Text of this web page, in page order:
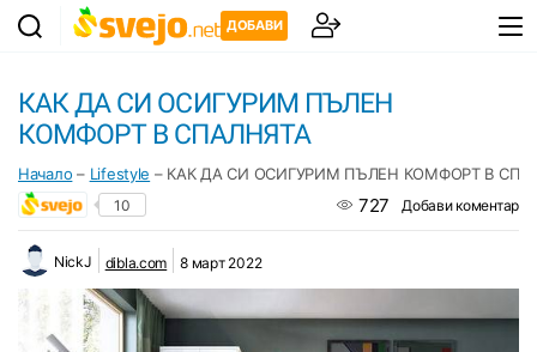
ДОБАВИ
КАК ДА СИ ОСИГУРИМ ПЪЛЕН
КОМФОРТ В СПАЛНЯТА
Начало – Lifestyle – КАК ДА СИ ОСИГУРИМ ПЪЛЕН КОМФОРТ В
10 727 Добави коментар
NickJ dibla.com 8 март 2022